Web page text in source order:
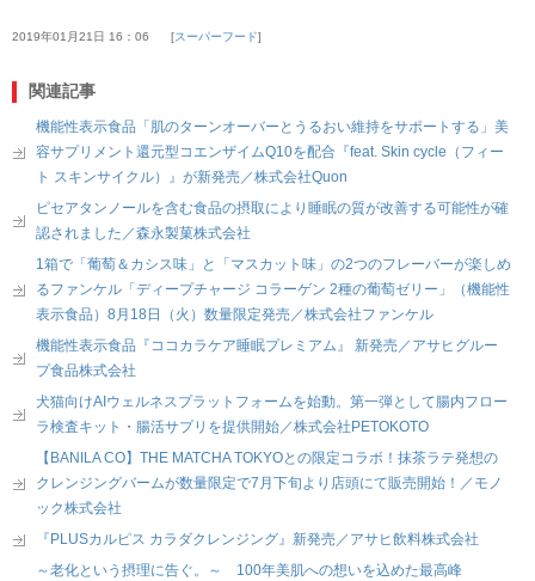
2019年01月21日 16：06 スーパーフード
関連記事
機能性表示食品「肌のターンオーバーとうるおい維持をサポートする」美
容サプリメント還元型コエンザイムQ10を配合『feat. Skin cycle（フィー
ト スキンサイクル）』が新発売／株式会社Quon
ピセアタンノールを含む食品の摂取により睡眠の質が改善する可能性が確
認されました／森永製菓株式会社
1箱で「葡萄＆カシス味」と「マスカット味」の2つのフレーバーが楽しめ
るファンケル「ディープチャージ コラーゲン 2種の葡萄ゼリー」（機能性
表示食品）8月18日（火）数量限定発売／株式会社ファンケル
機能性表示食品『ココカラケア睡眠プレミアム』 新発売／アサヒグルー
プ食品株式会社
犬猫向けAIウェルネスプラットフォームを始動。第一弾として腸内フロー
ラ検査キット・腸活サプリを提供開始／株式会社PETOKOTO
【BANILA CO】THE MATCHA TOKYOとの限定コラボ！抹茶ラテ発想の
クレンジングバームが数量限定で7月下旬より店頭にて販売開始！／モノ
ック株式会社
『PLUSカルピス カラダクレンジング』新発売／アサヒ飲料株式会社
～老化という摂理に告ぐ。～ 100年美肌への想いを込めた最高峰